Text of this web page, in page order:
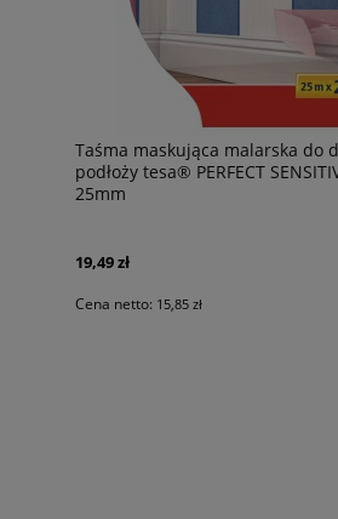
Taśma maskująca malarska do
podłoży tesa® PERFECT
25mm
19,49 zł
Cena netto: 15,85 zł